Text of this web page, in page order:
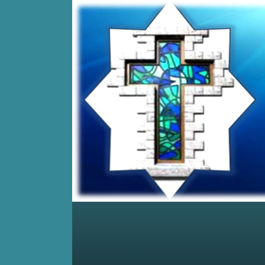
Home Posts RSS Comments RSS